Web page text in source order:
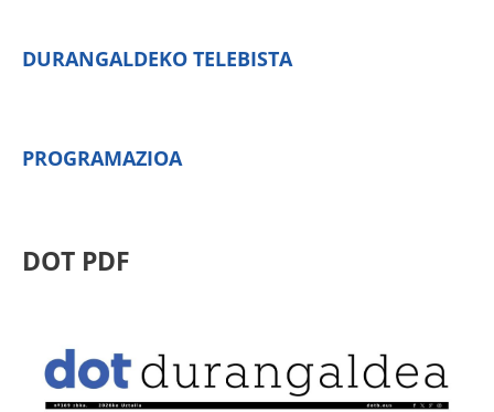
DURANGALDEKO TELEBISTA
PROGRAMAZIOA
DOT PDF